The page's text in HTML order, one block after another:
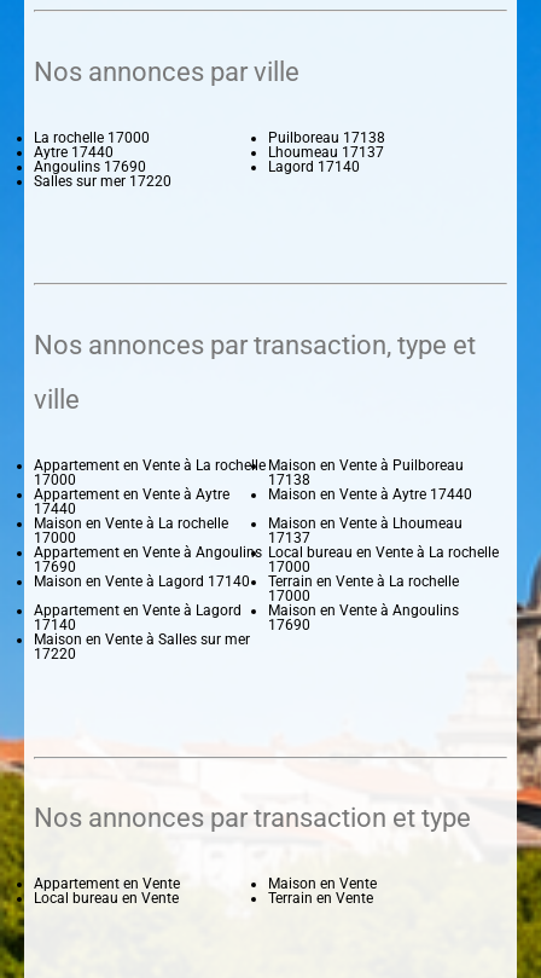
Nos annonces par ville
La rochelle 17000
Puilboreau 17138
Aytre 17440
Lhoumeau 17137
Angoulins 17690
Lagord 17140
Salles sur mer 17220
Nos annonces par transaction, type et
ville
Appartement en Vente à La rochelle
17000
Maison en Vente à Puilboreau
17138
Appartement en Vente à Aytre
17440
Maison en Vente à Aytre 17440
Maison en Vente à La rochelle
17000
Maison en Vente à Lhoumeau
17137
Appartement en Vente à Angoulins
17690
Local bureau en Vente à La rochelle
17000
Maison en Vente à Lagord 17140
Terrain en Vente à La rochelle
17000
Appartement en Vente à Lagord
17140
Maison en Vente à Angoulins
17690
Maison en Vente à Salles sur mer
17220
Nos annonces par transaction et type
Appartement en Vente
Maison en Vente
Local bureau en Vente
Terrain en Vente